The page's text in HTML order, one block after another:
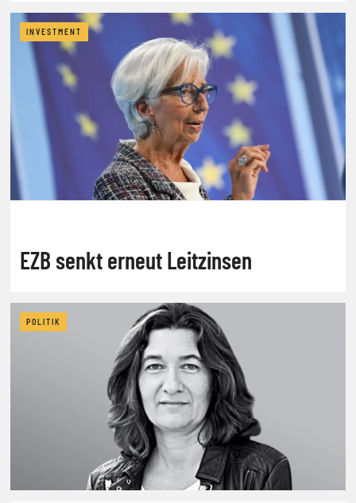
INVESTMENT
EZB senkt erneut Leitzinsen
POLITIK